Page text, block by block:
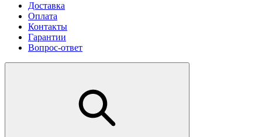
Доставка
Оплата
Контакты
Гарантии
Вопрос-ответ